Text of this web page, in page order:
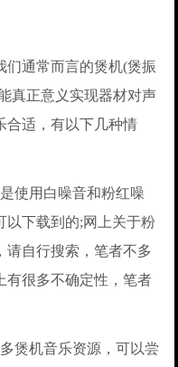
通常而言的煲机(煲振
真正意义实现器材对声
合适，有以下几种情
使用白噪音和粉红噪
以下载到的;网上关于粉
请自行搜索，笔者不多
有很多不确定性，笔者
机音乐资源，可以尝